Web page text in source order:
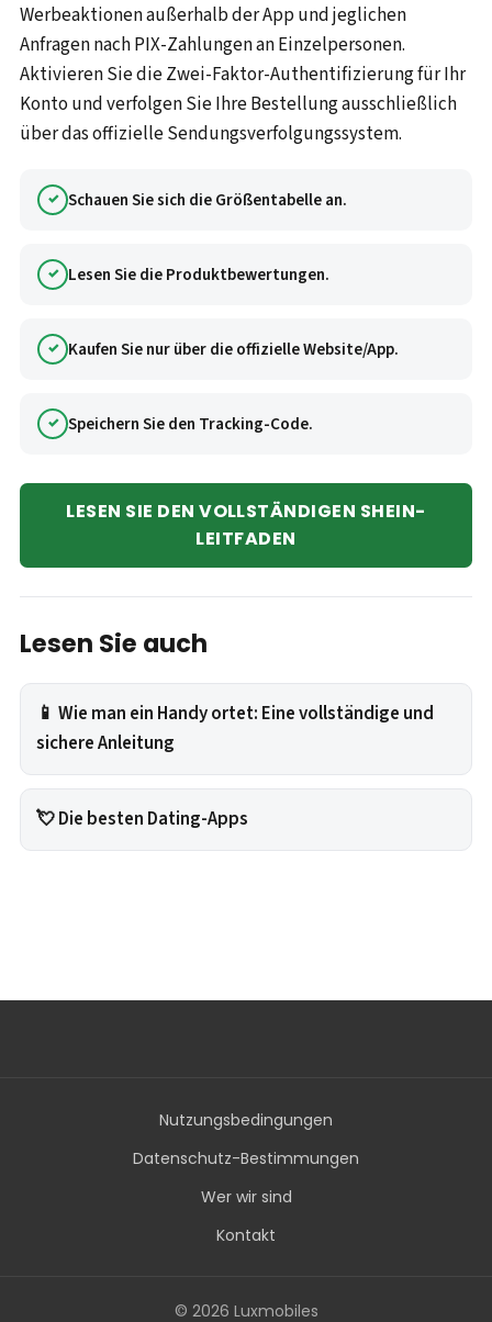
Werbeaktionen außerhalb der App und jeglichen
Anfragen nach PIX-Zahlungen an Einzelpersonen.
Aktivieren Sie die Zwei-Faktor-Authentifizierung für Ihr
Konto und verfolgen Sie Ihre Bestellung ausschließlich
über das offizielle Sendungsverfolgungssystem.
Schauen Sie sich die Größentabelle an.
Lesen Sie die Produktbewertungen.
Kaufen Sie nur über die offizielle Website/App.
Speichern Sie den Tracking-Code.
LESEN SIE DEN VOLLSTÄNDIGEN SHEIN-
LEITFADEN
Lesen Sie auch
📱 Wie man ein Handy ortet: Eine vollständige und
sichere Anleitung
💘 Die besten Dating-Apps
Nutzungsbedingungen
Datenschutz-Bestimmungen
Wer wir sind
Kontakt
© 2026 Luxmobiles